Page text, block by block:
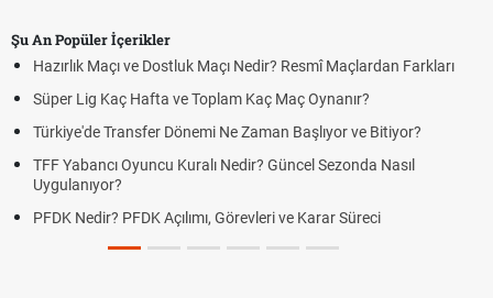
Şu An Popüler İçerikler
Hazırlık Maçı ve Dostluk Maçı Nedir? Resmî Maçlardan Farkları
Süper Lig Kaç Hafta ve Toplam Kaç Maç Oynanır?
Türkiye'de Transfer Dönemi Ne Zaman Başlıyor ve Bitiyor?
TFF Yabancı Oyuncu Kuralı Nedir? Güncel Sezonda Nasıl
Uygulanıyor?
PFDK Nedir? PFDK Açılımı, Görevleri ve Karar Süreci